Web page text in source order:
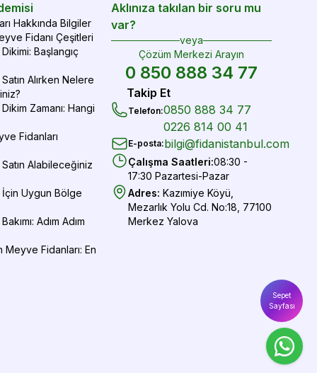
Sepet
Sayfası
Hakkında Bilgiler
Fidanı Çeşitleri
Başlangıç
Alırken Nelere
Zamanı: Hangi
Fidanları
Alabileceğiniz
İçin Uygun Bölge
Adım Adım
Meyve Fidanları: En
Aklınıza takılan bir soru mu
var?
veya
Çözüm Merkezi Arayın
0 850 888 34 77
Takip Et
Telefon:0850 888 34 77
0226 814 00 41
E-posta:bilgi@fidanistanbul.com
Çalışma Saatleri:08:30 -
17:30 Pazartesi-Pazar
Adres: Kazımiye Köyü,
Mezarlık Yolu Cd. No:18, 77100
Merkez Yalova